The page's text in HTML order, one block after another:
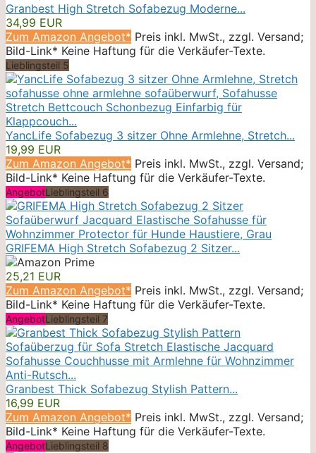
Granbest High Stretch Sofabezug Moderne...
34,99 EUR
Zum Amazon Angebot* Preis inkl. MwSt., zzgl. Versand;
Bild-Link* Keine Haftung für die Verkäufer-Texte.
Lieblingsteil 5
YancLife Sofabezug 3 sitzer Ohne Armlehne, Stretch...
19,99 EUR
Zum Amazon Angebot* Preis inkl. MwSt., zzgl. Versand;
Bild-Link* Keine Haftung für die Verkäufer-Texte.
AngebotLieblingsteil 6
GRIFEMA High Stretch Sofabezug 2 Sitzer...
25,21 EUR
Zum Amazon Angebot* Preis inkl. MwSt., zzgl. Versand;
Bild-Link* Keine Haftung für die Verkäufer-Texte.
AngebotLieblingsteil 7
Granbest Thick Sofabezug Stylish Pattern...
16,99 EUR
Zum Amazon Angebot* Preis inkl. MwSt., zzgl. Versand;
Bild-Link* Keine Haftung für die Verkäufer-Texte.
AngebotLieblingsteil 8